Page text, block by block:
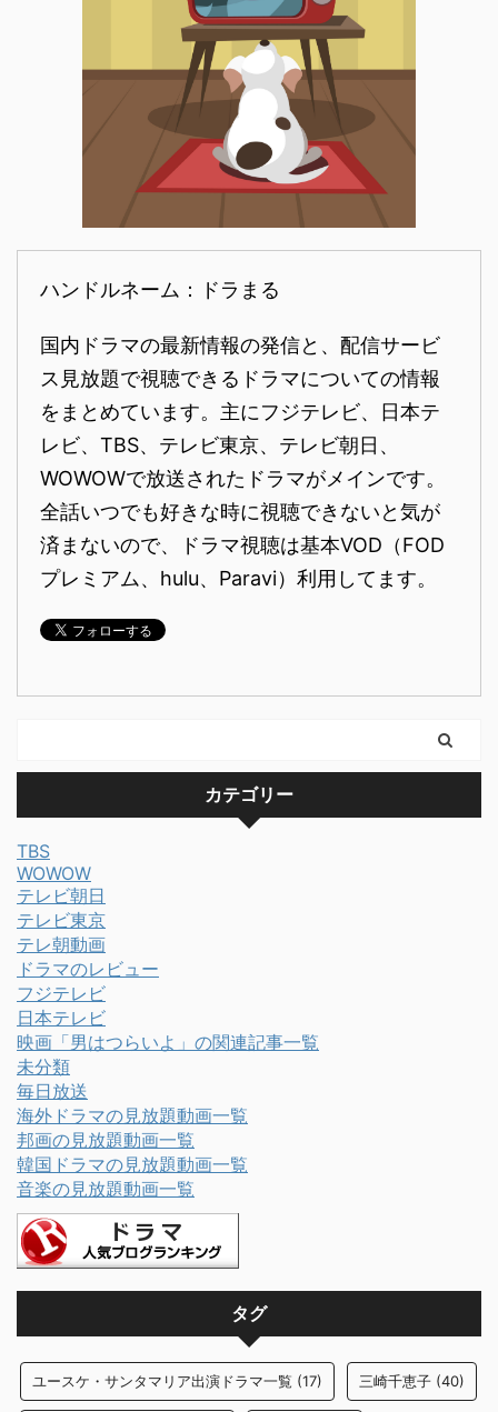
ハンドルネーム：ドラまる
国内ドラマの最新情報の発信と、配信サービ
ス見放題で視聴できるドラマについての情報
をまとめています。主にフジテレビ、日本テ
レビ、TBS、テレビ東京、テレビ朝日、
WOWOWで放送されたドラマがメインです。
全話いつでも好きな時に視聴できないと気が
済まないので、ドラマ視聴は基本VOD（FOD
プレミアム、hulu、Paravi）利用してます。
カテゴリー
TBS
WOWOW
テレビ朝日
テレビ東京
テレ朝動画
ドラマのレビュー
フジテレビ
日本テレビ
映画「男はつらいよ」の関連記事一覧
未分類
毎日放送
海外ドラマの見放題動画一覧
邦画の見放題動画一覧
韓国ドラマの見放題動画一覧
音楽の見放題動画一覧
タグ
ユースケ・サンタマリア出演ドラマ一覧 (17) 三崎千恵子 (40)